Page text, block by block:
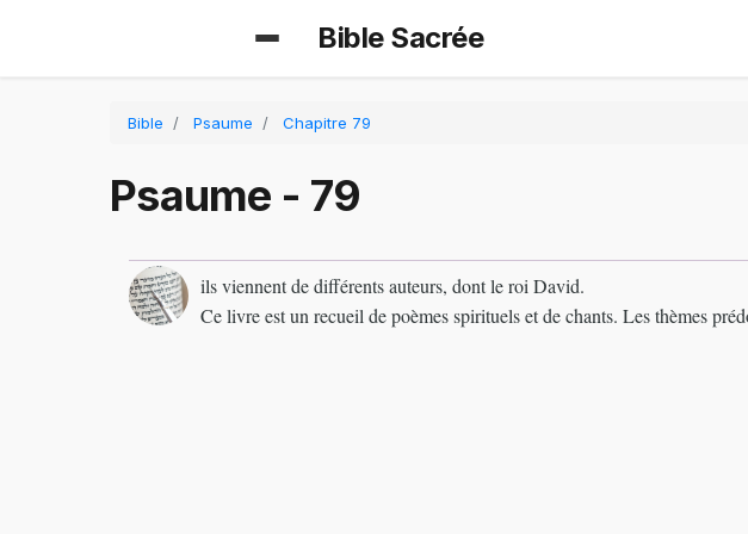
Bible Sacrée
Bible Psaume Chapitre 79
Psaume - 79
ils viennent de différents auteurs, dont le roi David.
Ce livre est un recueil de poèmes spirituels et de chants. Les thèmes